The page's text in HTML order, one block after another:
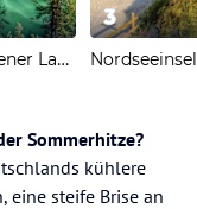
Berchtesgadener Land
3
Sommerhitze?
kühlere
eine steife Brise an